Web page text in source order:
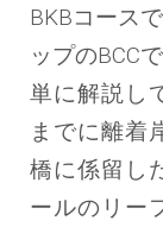
BKBコース
ップのBCC
単に解説し
までに離着
橋に係留し
ールのリー